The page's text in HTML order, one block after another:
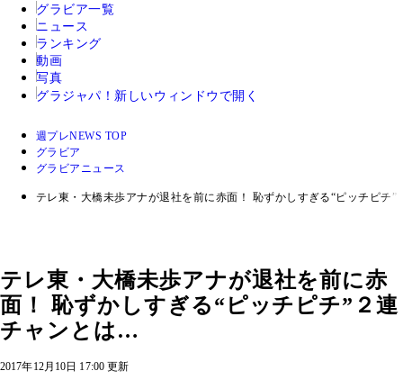
グラビア一覧
ニュース
ランキング
動画
写真
グラジャパ！ 新しいウィンドウで開く
週プレNEWS TOP
グラビア
グラビアニュース
テレ東・大橋未歩アナが退社を前に赤面！ 恥ずかしすぎる“ピッチピチ
テレ東・大橋未歩アナが退社を前に赤
面！ 恥ずかしすぎる“ピッチピチ”２連
チャンとは…
2017年12月10日 17:00 更新